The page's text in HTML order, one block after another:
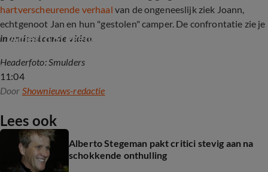
hartverscheurende verhaal van de ongeneeslijk ziek Joann,
echtgenoot Jan en hun "gestolen" camper. De confrontatie zie je
in onderstaande video.
11:04
Alberto Stegeman confronteert Patrick C.
Headerfoto: Smulders
Door Shownieuws-redactie
Lees ook
Alberto Stegeman pakt critici stevig aan na
schokkende onthulling